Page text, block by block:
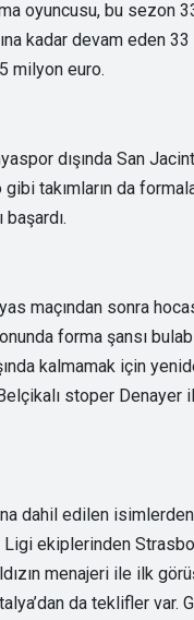
oyuncusu, bu sezon
kadar devam eden
milyon euro.
dışında San
takımların da
maçından sonra
forma şansı
kalmamak için
stoper
dahil edilen
ekiplerinden
menajeri ile ilk
da teklifler var.